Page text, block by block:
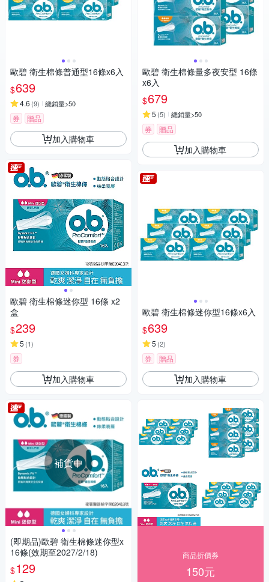
歐碧 衛生棉條普通型16條x6入
$639
4.6 (9) 總銷量>50
券 贈品
加入購物車
歐碧 衛生棉條迷你型 16條 x2
盒
$239
5 (1)
券
加入購物車
補貨中
(即期品)歐碧 衛生棉條迷你型x
16條(效期至2027/2/18)
$129
歐碧 衛生棉條量多夜安型 16條
x6入
$679
5 (5) 總銷量>50
券 贈品
加入購物車
歐碧 衛生棉條迷你型16條x6入
$639
5 (2)
券 贈品
加入購物車
商品折價券
150元